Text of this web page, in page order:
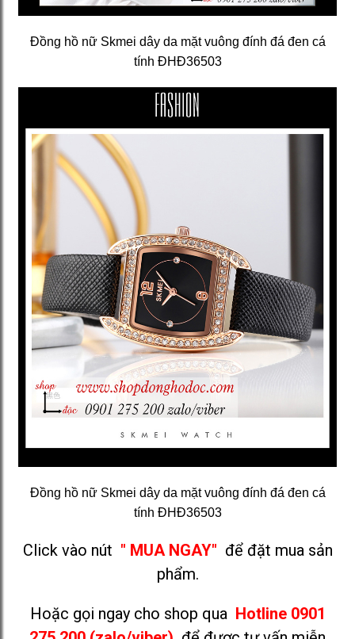
Đồng hồ nữ Skmei dây da mặt vuông đính đá đen cá
tính ĐHĐ36503
Đồng hồ nữ Skmei dây da mặt vuông đính đá đen cá
tính ĐHĐ36503
Click vào nút " MUA NGAY" để đặt mua sản
phẩm.
Hoặc gọi ngay cho shop qua Hotline 0901